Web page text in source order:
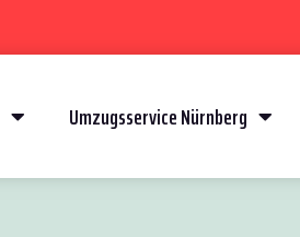
Umzugsservice Nürnberg